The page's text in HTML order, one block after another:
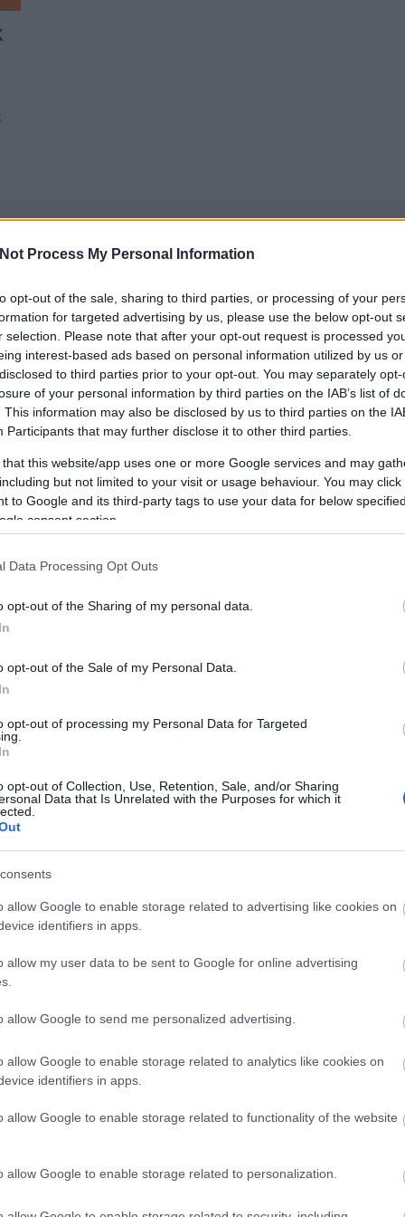
Process My Personal Information
opt-out of the sale, sharing to third parties, or processing of your
for targeted advertising by us, please use the below opt-out
selection. Please note that after your opt-out request is processed
interest-based ads based on personal information utilized by us
to third parties prior to your opt-out. You may separately
of your personal information by third parties on the IAB’s list of
This information may also be disclosed by us to third parties on the
Participants that may further disclose it to other third parties.
that this website/app uses one or more Google services and may
but not limited to your visit or usage behaviour. You may
to Google and its third-party tags to use your data for below
consent section.
Data Processing Opt Outs
opt-out of the Sharing of my personal data.
opt-out of the Sale of my Personal Data.
opt-out of processing my Personal Data for Targeted
opt-out of Collection, Use, Retention, Sale, and/or Sharing
Data that Is Unrelated with the Purposes for which it
allow Google to enable storage related to advertising like cookies on
identifiers in apps.
allow my user data to be sent to Google for online advertising
allow Google to send me personalized advertising.
allow Google to enable storage related to analytics like cookies on
identifiers in apps.
allow Google to enable storage related to functionality of the website
allow Google to enable storage related to personalization.
1)
VIRÁGKÜLDÉS, CHIPTUNING,
SZŐNYEGTISZTÍTÁS, GÁZKONVEKTOR
Miért fontos az
önfejlesztés?
Az önfejlesztés egy összetett és személyes
folyamat, mely során az egyén azon dolgozik,
hogy javítsa önmagát, kiaknázza rejtett
mind személyes, mind szakmai életében. Ez a
folyamat magában foglalja a saját
képességek, ismeretek és kompetenciák
csupán a hibák kijavítására vagy hiányosságok
önmagunk által vezetett, pozitív változásra
hogy jobban megértsék önmagukat,
olyan folyamat, amely hozzájárul az
érzésének fokozásához, valamint az élet
Az önfejlesztés előnyei
1. Növekedett önismeret: Az önfejlesztési út
vágyainkat, erősségeinket és korlátainkat. Ez
döntéseket hozhassunk életünk különböző
2. Hatékonyabb célkitűzés és -elérés: Az
készségeket és stratégiákat, így könnyebbé
vágyunk az életben.